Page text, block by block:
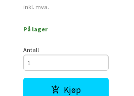
inkl. mva.
På lager
Antall
Kjøp